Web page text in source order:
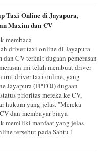
Taxi Online di Jayapura,
Maxim dan CV
membaca
driver taxi online di Jayapura
CV terkait dugaan pemerasan
ini telah membuat driver
driver taxi online, yang
Jayapura (FPTOJ) dugaan
prioritas mereka ke CV,
hukum yang jelas. "Mereka
dan membayar biaya
memiliki manfaat yang jelas
tersebut pada Sabtu 1